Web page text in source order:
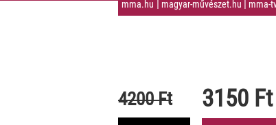
mma.hu magyar-művészet.hu mma-
4200 Ft 3150 Ft